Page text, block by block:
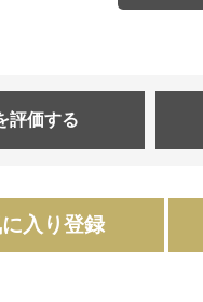
評価する
入り登録